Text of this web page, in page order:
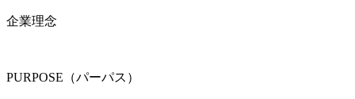
企業理念
PURPOSE（パーパス）